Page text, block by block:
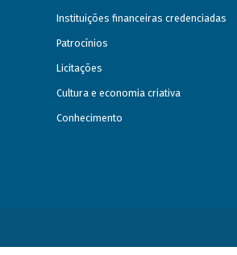
Instituições financeiras credenciadas
Patrocínios
Licitações
Cultura e economia criativa
Conhecimento